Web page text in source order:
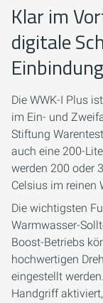
Klar im
digitale
Die WWK-I Plus
im Ein- und
Stiftung
auch eine 200-
werden 200 oder
Celsius im reinen
Die wichtigsten
Warmwasser-
Boost-Betriebs
hochwertigen
eingestellt
Handgriff